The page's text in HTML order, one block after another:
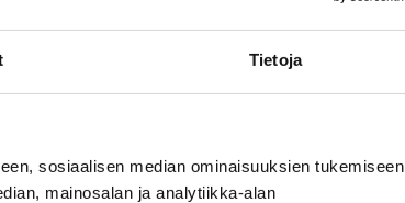
Tietoja
sosiaalisen median ominaisuuksien tukemiseen
mainosalan ja analytiikka-alan